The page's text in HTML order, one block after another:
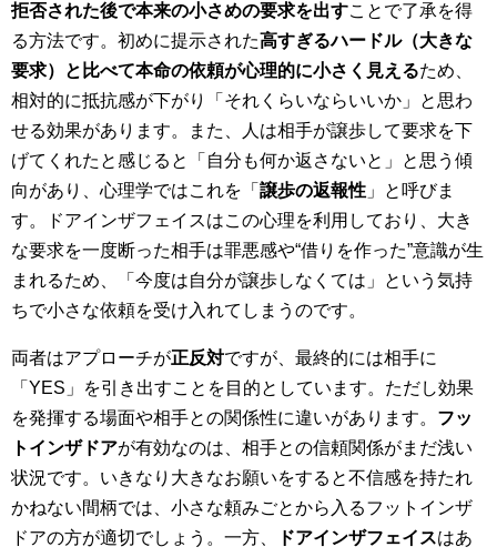
拒否された後で本来の小さめの要求を出すことで了承を得
る方法です。初めに提示された高すぎるハードル（大きな
要求）と比べて本命の依頼が心理的に小さく見えるため、
相対的に抵抗感が下がり「それくらいならいいか」と思わ
せる効果があります。また、人は相手が譲歩して要求を下
げてくれたと感じると「自分も何か返さないと」と思う傾
向があり、心理学ではこれを「 譲歩の返報性 」と呼びま
す。ドアインザフェイスはこの心理を利用しており、大き
な要求を一度断った相手は罪悪感や“借りを作った”意識が生
まれるため、「今度は自分が譲歩しなくては」という気持
ちで小さな依頼を受け入れてしまうのです。
両者はアプローチが正反対ですが、最終的には相手に
「YES」を引き出すことを目的としています。ただし効果
を発揮する場面や相手との関係性に違いがあります。 フッ
トインザドアが有効なのは、相手との信頼関係がまだ浅い
状況です。いきなり大きなお願いをすると不信感を持たれ
かねない間柄では、小さな頼みごとから入るフットインザ
ドアの方が適切でしょう。一方、
ドアインザフェイスはあ